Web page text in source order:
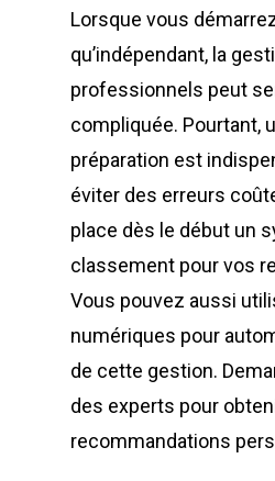
Lorsque vous
qu’indépendant, la
professionnels peut
compliquée. Pourtant,
préparation est
éviter des erreurs
place dès le début un
classement pour vos
Vous pouvez aussi
numériques pour
de cette gestion.
des experts pour
recommandations